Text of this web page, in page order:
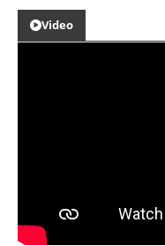
Video